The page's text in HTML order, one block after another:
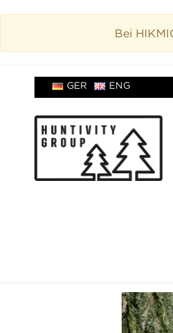
Bei
GER ENG